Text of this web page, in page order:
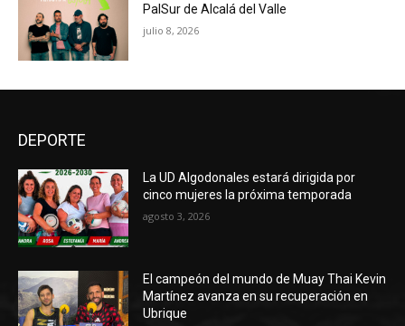
PalSur de Alcalá del Valle
julio 8, 2026
DEPORTE
La UD Algodonales estará dirigida por
cinco mujeres la próxima temporada
agosto 3, 2026
El campeón del mundo de Muay Thai Kevin
Martínez avanza en su recuperación en
Ubrique